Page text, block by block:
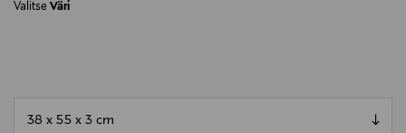
Valitse Väri